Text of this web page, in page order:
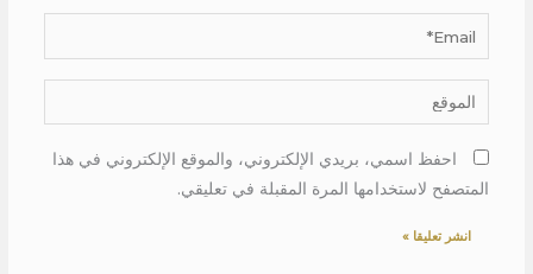
Email*
الموقع
احفظ اسمي، بريدي الإلكتروني، والموقع الإلكتروني في هذا
المتصفح لاستخدامها المرة المقبلة في تعليقي.